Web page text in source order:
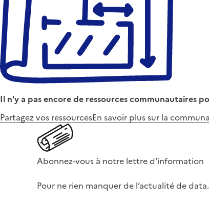
Il n'y a pas encore de ressources communautaires
Partagez vos ressourcesEn savoir plus sur la
Abonnez-vous à notre lettre d'information
Pour ne rien manquer de l’actualité de